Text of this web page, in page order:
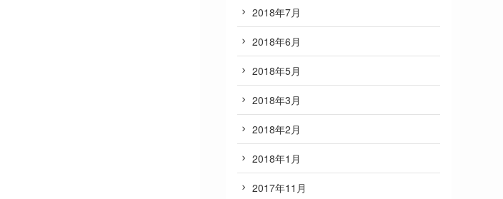
2018年7月
2018年6月
2018年5月
2018年3月
2018年2月
2018年1月
2017年11月